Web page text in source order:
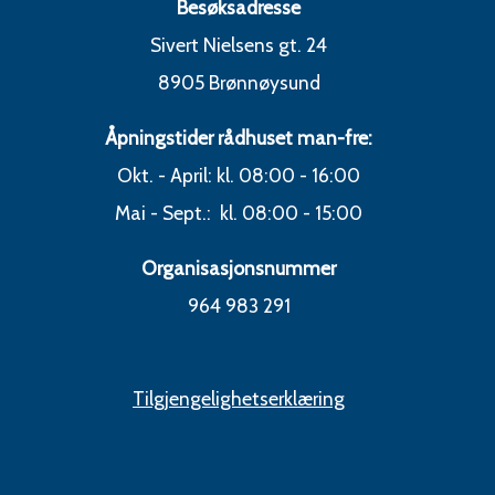
Besøksadresse
Sivert Nielsens gt. 24
8905 Brønnøysund
Åpningstider rådhuset man-fre:
Okt. - April: kl. 08:00 - 16:00
Mai - Sept.: kl. 08:00 - 15:00
Organisasjonsnummer
964 983 291
Tilgjengelighetserklæring